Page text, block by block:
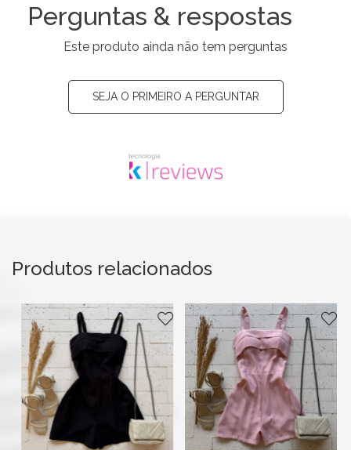
Perguntas & respostas
Este produto ainda não tem perguntas
SEJA O PRIMEIRO A PERGUNTAR
Produtos relacionados